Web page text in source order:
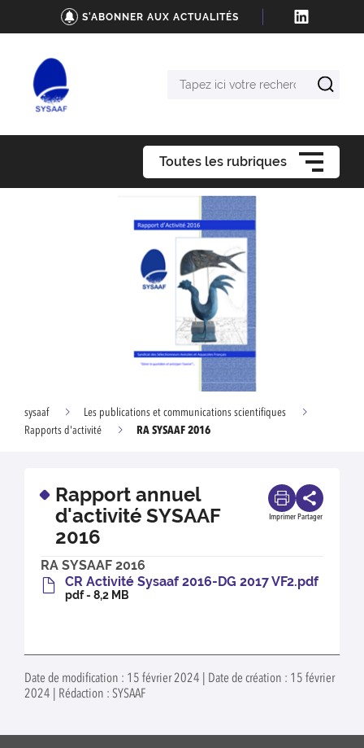
S'ABONNER AUX ACTUALITÉS
Toutes les rubriques
sysaaf
Les publications et communications scientifiques
Rapports d'activité
RA SYSAAF 2016
Rapport annuel
d'activité SYSAAF
2016
Imprimer Partager
RA SYSAAF 2016
CR Activité Sysaaf 2016-DG 2017 VF2.pdf
pdf - 8,2 MB
Date de modification : 15 février 2024 | Date de création : 15 février
2024 | Rédaction : SYSAAF